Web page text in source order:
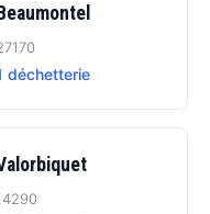
déchetterie